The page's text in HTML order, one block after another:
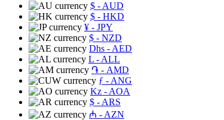
$ - AUD
$ - HKD
¥ - JPY
$ - NZD
Dhs - AED
L - ALL
֏ - AMD
ƒ - ANG
Kz - AOA
$ - ARS
₼ - AZN